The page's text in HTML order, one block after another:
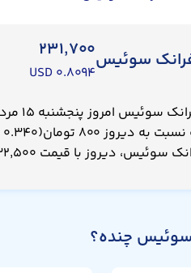
سوئیس۲۳۱,۷۰۰
۰.۸۰۹۴ USD
دیروز با قیمت ۲۳۲,۵۰۰ تومان معامله می‌شد.
سوئیس چنده؟